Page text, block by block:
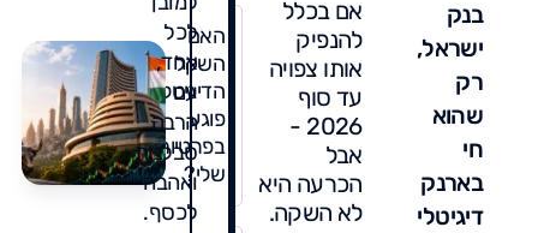
בנק
ישראל,
רק
שהוא
חי
בארנק
דיגיטלי
אם בכלל
להנפיק
אותו צפויה
עד סוף
2026 -
אבל
הכרעה היא
לא השקה.
האם
השקל
הדיגיטלי
פוגע
בפרטיות
שלי?
לכל
אחד,
עם
הרבה
סבלנות
ואהבה
לכסף.